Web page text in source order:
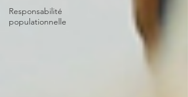
Responsabilité
populationnelle